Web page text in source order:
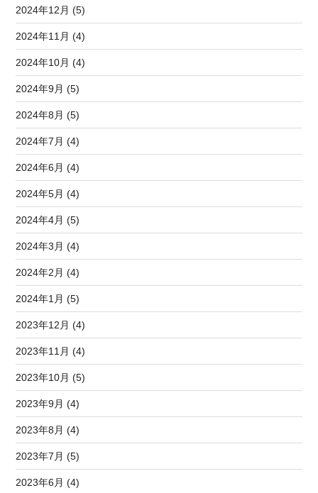
2024年12月 (5)
2024年11月 (4)
2024年10月 (4)
2024年9月 (5)
2024年8月 (5)
2024年7月 (4)
2024年6月 (4)
2024年5月 (4)
2024年4月 (5)
2024年3月 (4)
2024年2月 (4)
2024年1月 (5)
2023年12月 (4)
2023年11月 (4)
2023年10月 (5)
2023年9月 (4)
2023年8月 (4)
2023年7月 (5)
2023年6月 (4)